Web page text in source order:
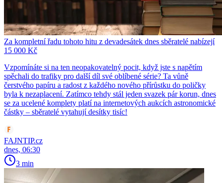
Za kompletní řadu tohoto hitu z devadesátek dnes sběratelé nabízejí
15 000 Kč
Vzpomínáte si na ten neopakovatelný pocit, když jste s napětím
spěchali do trafiky pro další díl své oblíbené série? Ta vůně
čerstvého papíru a radost z každého nového přírůstku do poličky
byla k nezaplacení. Zatímco tehdy stál jeden svazek pár korun, dnes
se za ucelené komplety platí na internetových aukcích astronomické
částky – sběratelé vytahují desítky tisíc!
FAJNTIP.cz
dnes, 06:30
3 min